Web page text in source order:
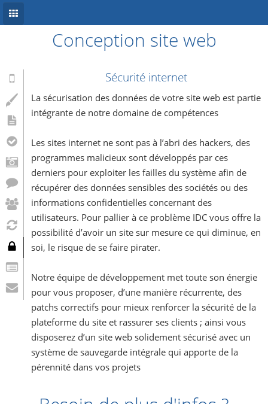
Accueil
Développement mobile
Système d’information
Informations
Conception site web
Sécurité internet
La sécurisation des données de votre site web est partie
intégrante de notre domaine de compétences
Les sites internet ne sont pas à l’abri des hackers, des
programmes malicieux sont développés par ces
derniers pour exploiter les failles du système afin de
récupérer des données sensibles des sociétés ou des
informations confidentielles concernant des
utilisateurs. Pour pallier à ce problème IDC vous offre la
possibilité d’avoir un site sur mesure ce qui diminue, en
soi, le risque de se faire pirater.
Notre équipe de développement met toute son énergie
pour vous proposer, d’une manière récurrente, des
patchs correctifs pour mieux renforcer la sécurité de la
plateforme du site et rassurer ses clients ; ainsi vous
disposerez d’un site web solidement sécurisé avec un
système de sauvegarde intégrale qui apporte de la
pérennité dans vos projets